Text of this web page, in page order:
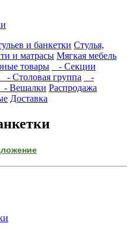
и банкетки Стулья,
и матрасы Мягкая мебель
товары
- Секции
- Столовая группа
-
- Вешалки Распродажа
Доставка